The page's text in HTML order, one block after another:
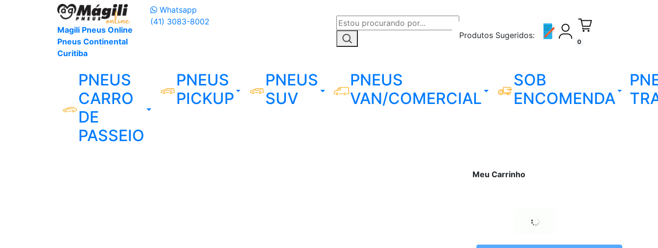
Magili Pneus Online
Pneus Continental
Curitiba
Whatsapp
(41) 3083-8002
Produtos Sugeridos:
0
PNEUS
CARRO
DE
PASSEIO
PNEUS
PICKUP
PNEUS
SUV
PNEUS
VAN/COMERCIAL
SOB
ENCOMENDA
Meu Carrinho